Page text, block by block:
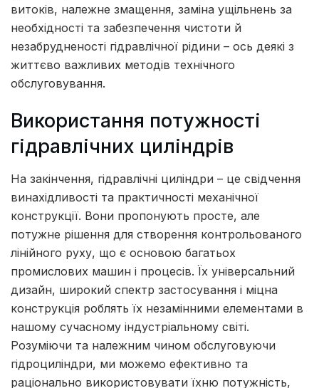
витоків, належне змащення, заміна ущільнень за
необхідності та забезпечення чистоти й
незабрудненості гідравлічної рідини – ось деякі з
життєво важливих методів технічного
обслуговування.
Використання потужності
гідравлічних циліндрів
На закінчення, гідравлічні циліндри – це свідчення
винахідливості та практичності механічної
конструкції. Вони пропонують просте, але
потужне рішення для створення контрольованого
лінійного руху, що є основою багатьох
промислових машин і процесів. Їх універсальний
дизайн, широкий спектр застосування і міцна
конструкція роблять їх незамінними елементами в
нашому сучасному індустріальному світі.
Розуміючи та належним чином обслуговуючи
гідроциліндри, ми можемо ефективно та
раціонально використовувати їхню потужність,